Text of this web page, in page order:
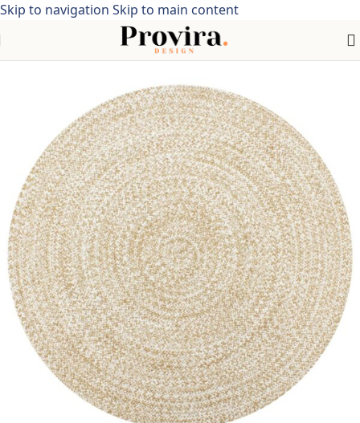
Skip to navigation Skip to main content
Woon- & tuinaccessoires